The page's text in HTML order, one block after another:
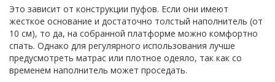
Это зависит от конструкции пуфов. Если они имеют
жесткое основание и достаточно толстый наполнитель (от
10 см), то да, на собранной платформе можно комфортно
спать. Однако для регулярного использования лучше
предусмотреть матрас или плотное одеяло, так как со
временем наполнитель может проседать.